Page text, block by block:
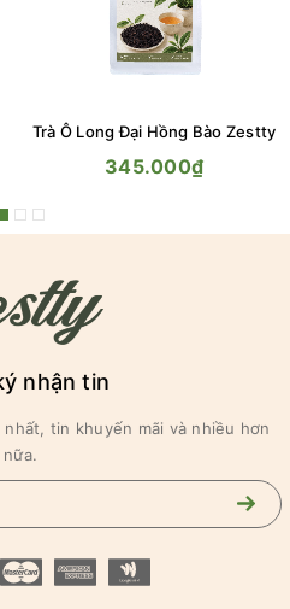
Trà Ô Long Đại Hồng Bào Zestty
345.000₫
nhận tin
tin khuyến mãi và nhiều hơn
nữa.